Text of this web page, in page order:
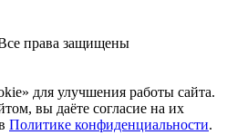
права защищены
для улучшения работы сайта.
вы даёте согласие на их
Политике конфиденциальности.